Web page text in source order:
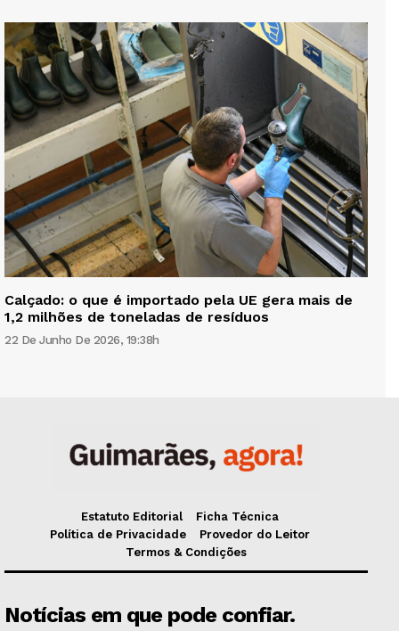
Calçado: o que é importado pela UE gera mais de
1,2 milhões de toneladas de resíduos
22 De Junho De 2026, 19:38h
Estatuto Editorial
Ficha Técnica
Política de Privacidade
Provedor do Leitor
Termos & Condições
Notícias em que pode confiar.